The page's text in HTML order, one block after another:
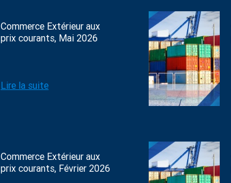
Commerce Extérieur aux
prix courants, Mai 2026
Lire la suite
Commerce Extérieur aux
prix courants, Février 2026